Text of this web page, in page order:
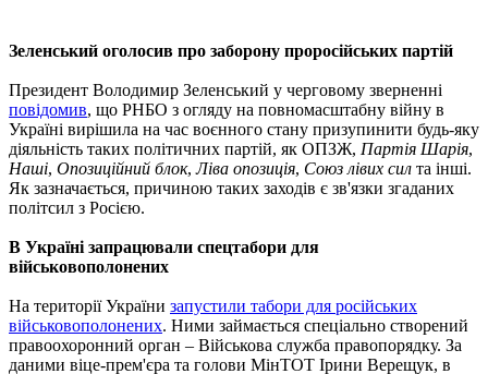
Зеленський оголосив про заборону проросійських партій
Президент Володимир Зеленський у черговому зверненні
повідомив, що РНБО з огляду на повномасштабну війну в
Україні вирішила на час воєнного стану призупинити будь-яку
діяльність таких політичних партій, як ОПЗЖ, Партія Шарія,
Наші, Опозиційний блок,Ліва опозиція, Союз лівих сил та інші.
Як зазначається, причиною таких заходів є зв'язки згаданих
політсил з Росією.
В Україні запрацювали спецтабори для
військовополонених
На території України запустили табори для російських
військовополонених. Ними займається спеціально створений
правоохоронний орган – Військова служба правопорядку. За
даними віце-прем'єра та голови МінТОТ Ірини Верещук, в